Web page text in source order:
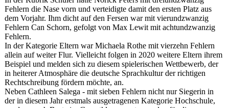
Fehlern die Nase vorn und verteidigte damit den ersten Platz aus
dem Vorjahr. Ihm dicht auf den Fersen war mit vierundzwanzig
Fehlern Can Schorn, gefolgt von Max Lewit mit achtundzwanzig
Fehlern.
In der Kategorie Eltern war Michaela Rothe mit vierzehn Fehlern
allein auf weiter Flur. Vielleicht folgen in 2020 weitere Eltern ihrem
Beispiel und melden sich zu diesem spielerischen Wettbewerb, der
in heiterer Atmosphäre die deutsche Sprachkultur der richtigen
Rechtschreibung fördern möchte, an.
Neben Cathleen Salega - mit sieben Fehlern nicht nur Siegerin in
der in diesem Jahr erstmals ausgetragenen Kategorie Hochschule,